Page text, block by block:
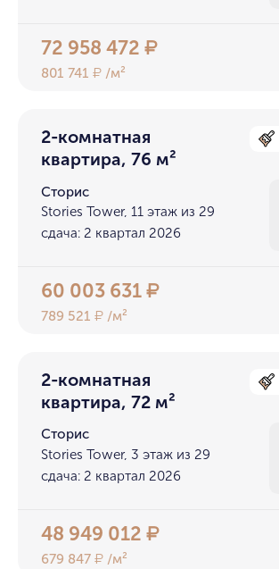
72 958 472₽
801 741₽ /м²
2-комнатная
квартира, 76 м²
Сторис
Stories Tower, 11 этаж из 29
сдача: 2 квартал 2026
60 003 631₽
789 521₽ /м²
2-комнатная
квартира, 72 м²
Сторис
Stories Tower, 3 этаж из 29
сдача: 2 квартал 2026
48 949 012₽
679 847₽ /м²